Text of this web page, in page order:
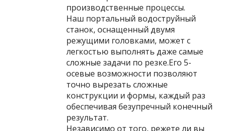
производственные процессы.
Наш портальный водоструйный
станок, оснащенный двумя
режущими головками, может с
легкостью выполнять даже самые
сложные задачи по резке.Его 5-
осевые возможности позволяют
точно вырезать сложные
конструкции и формы, каждый раз
обеспечивая безупречный конечный
результат.
Независимо от того, режете ли вы